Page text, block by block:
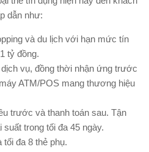
dẫn như:
và du lịch với hạn mức tín
tỷ đồng.
vụ, đồng thời nhận ứng trước
ATM/POS mang thương hiệu
trước và thanh toán sau. Tận
trong tối đa 45 ngày.
tối đa 8 thẻ phụ.